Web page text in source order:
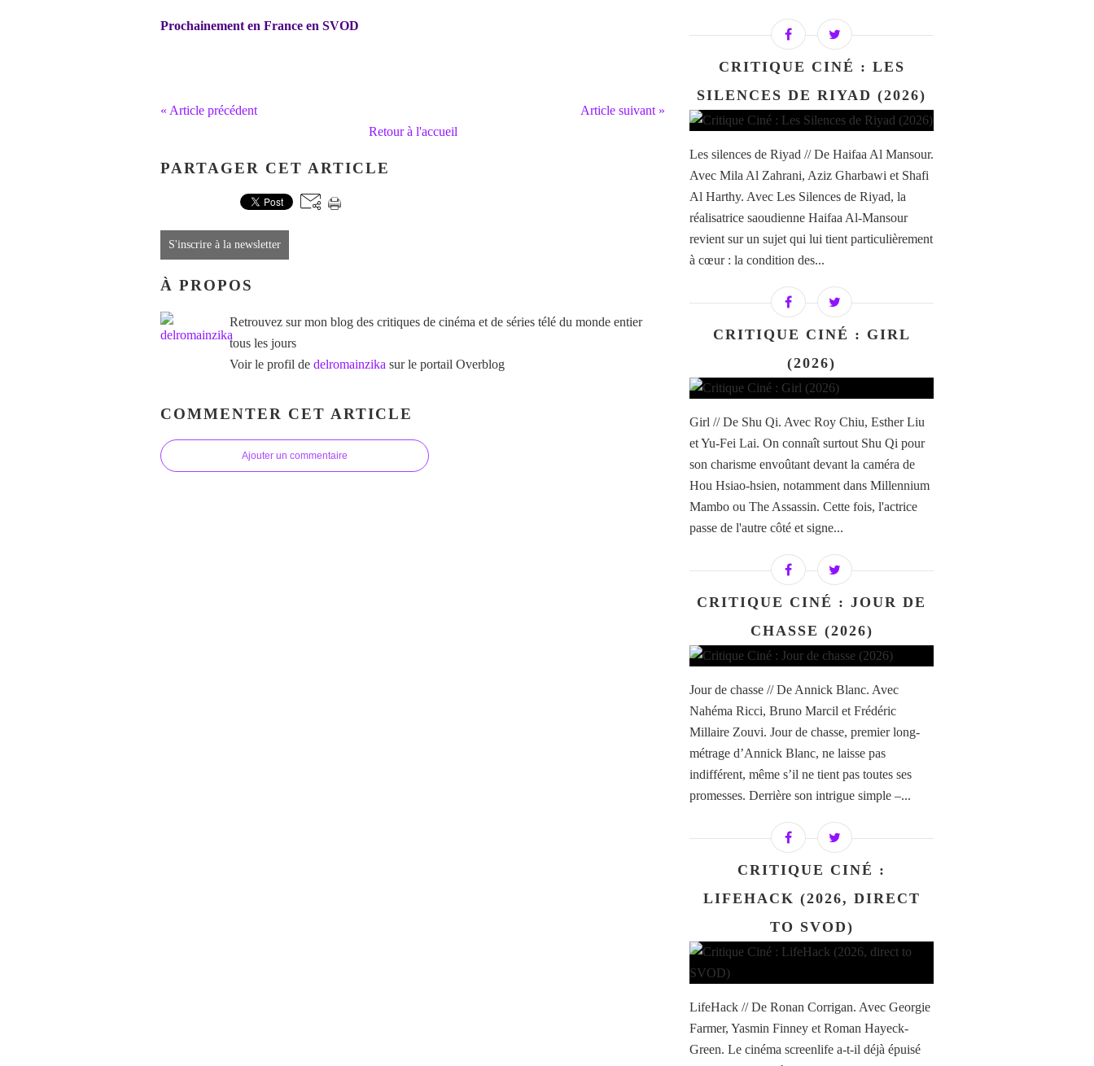
Prochainement en France en SVOD
« Article précédent
Article suivant »
Retour à l'accueil
PARTAGER CET ARTICLE
S'inscrire à la newsletter
À PROPOS
Retrouvez sur mon blog des critiques de cinéma et de séries télé du monde entier
tous les jours
Voir le profil de delromainzika sur le portail Overblog
COMMENTER CET ARTICLE
Ajouter un commentaire
CRITIQUE CINÉ : LES
SILENCES DE RIYAD (2026)
Les silences de Riyad // De Haifaa Al Mansour.
Avec Mila Al Zahrani, Aziz Gharbawi et Shafi
Al Harthy. Avec Les Silences de Riyad, la
réalisatrice saoudienne Haifaa Al-Mansour
revient sur un sujet qui lui tient particulièrement
à cœur : la condition des...
CRITIQUE CINÉ : GIRL
(2026)
Girl // De Shu Qi. Avec Roy Chiu, Esther Liu
et Yu-Fei Lai. On connaît surtout Shu Qi pour
son charisme envoûtant devant la caméra de
Hou Hsiao-hsien, notamment dans Millennium
Mambo ou The Assassin. Cette fois, l'actrice
passe de l'autre côté et signe...
CRITIQUE CINÉ : JOUR DE
CHASSE (2026)
Jour de chasse // De Annick Blanc. Avec
Nahéma Ricci, Bruno Marcil et Frédéric
Millaire Zouvi. Jour de chasse, premier long-
métrage d’Annick Blanc, ne laisse pas
indifférent, même s’il ne tient pas toutes ses
promesses. Derrière son intrigue simple –...
CRITIQUE CINÉ :
LIFEHACK (2026, DIRECT
TO SVOD)
LifeHack // De Ronan Corrigan. Avec Georgie
Farmer, Yasmin Finney et Roman Hayeck-
Green. Le cinéma screenlife a-t-il déjà épuisé